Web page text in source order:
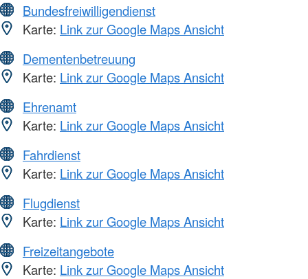
Bundesfreiwilligendienst
Karte: Link zur Google Maps Ansicht
Dementenbetreuung
Karte: Link zur Google Maps Ansicht
Ehrenamt
Karte: Link zur Google Maps Ansicht
Fahrdienst
Karte: Link zur Google Maps Ansicht
Flugdienst
Karte: Link zur Google Maps Ansicht
Freizeitangebote
Karte: Link zur Google Maps Ansicht